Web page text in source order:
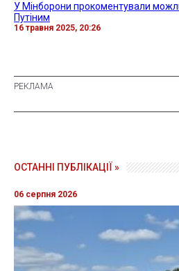
У Мінборони прокоментували
Путіним
16 травня 2025, 20:26
ОСТАННІ ПУБЛІКАЦІЇ »
06 серпня 2026